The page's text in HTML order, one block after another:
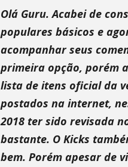
Olá Guru. Acabei de
populares básicos e
acompanhar seus
primeira opção, porém
lista de itens oficial da
postados na internet,
2018 ter sido revisada
bastante. O Kicks
bem. Porém apesar de